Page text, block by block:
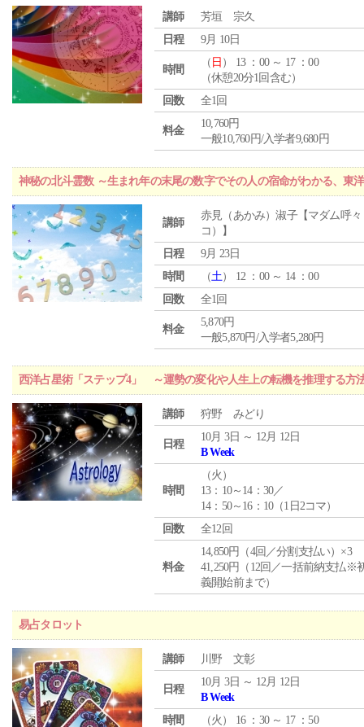
講師
芳垣 宗久
日程
9月 10日
時間
（ 日 ） 13 ：00 ～ 17 ：00
（休憩20分1回含む）
回数
全1回
料金
10,760円
一般10,760円/入学者9,680円
神秘の北斗霊数 ～生まれ年の末尾の数字でその人の宿命がわかる、東
講師
赤見（あかみ）淑子【マダム呼々
コ）】
日程
9月 23日
時間
（土） 12 ：00 ～ 14 ：00
回数
全1回
料金
5,870円
一般5,870円/入学者5,280円
西洋占星術「ステップ4」 ～運勢の変化や人生上の転機を推理する方
講師 狩野 みどり
日程
10月 3日 ～ 12月 12日
B Week
時間
（火 ）
13：10～14：30／
14：50～16：10（1日2コマ）
回数
全12回
料金
14,850円（4回／分割支払い）×3
41,250円（12回／一括前納支払※
義開始前まで）
易占タロット
講師 川野 文彰
日程
10月 3日 ～ 12月 12日
B Week
時間
（火 ） 16 ：30 ～ 17 ：50